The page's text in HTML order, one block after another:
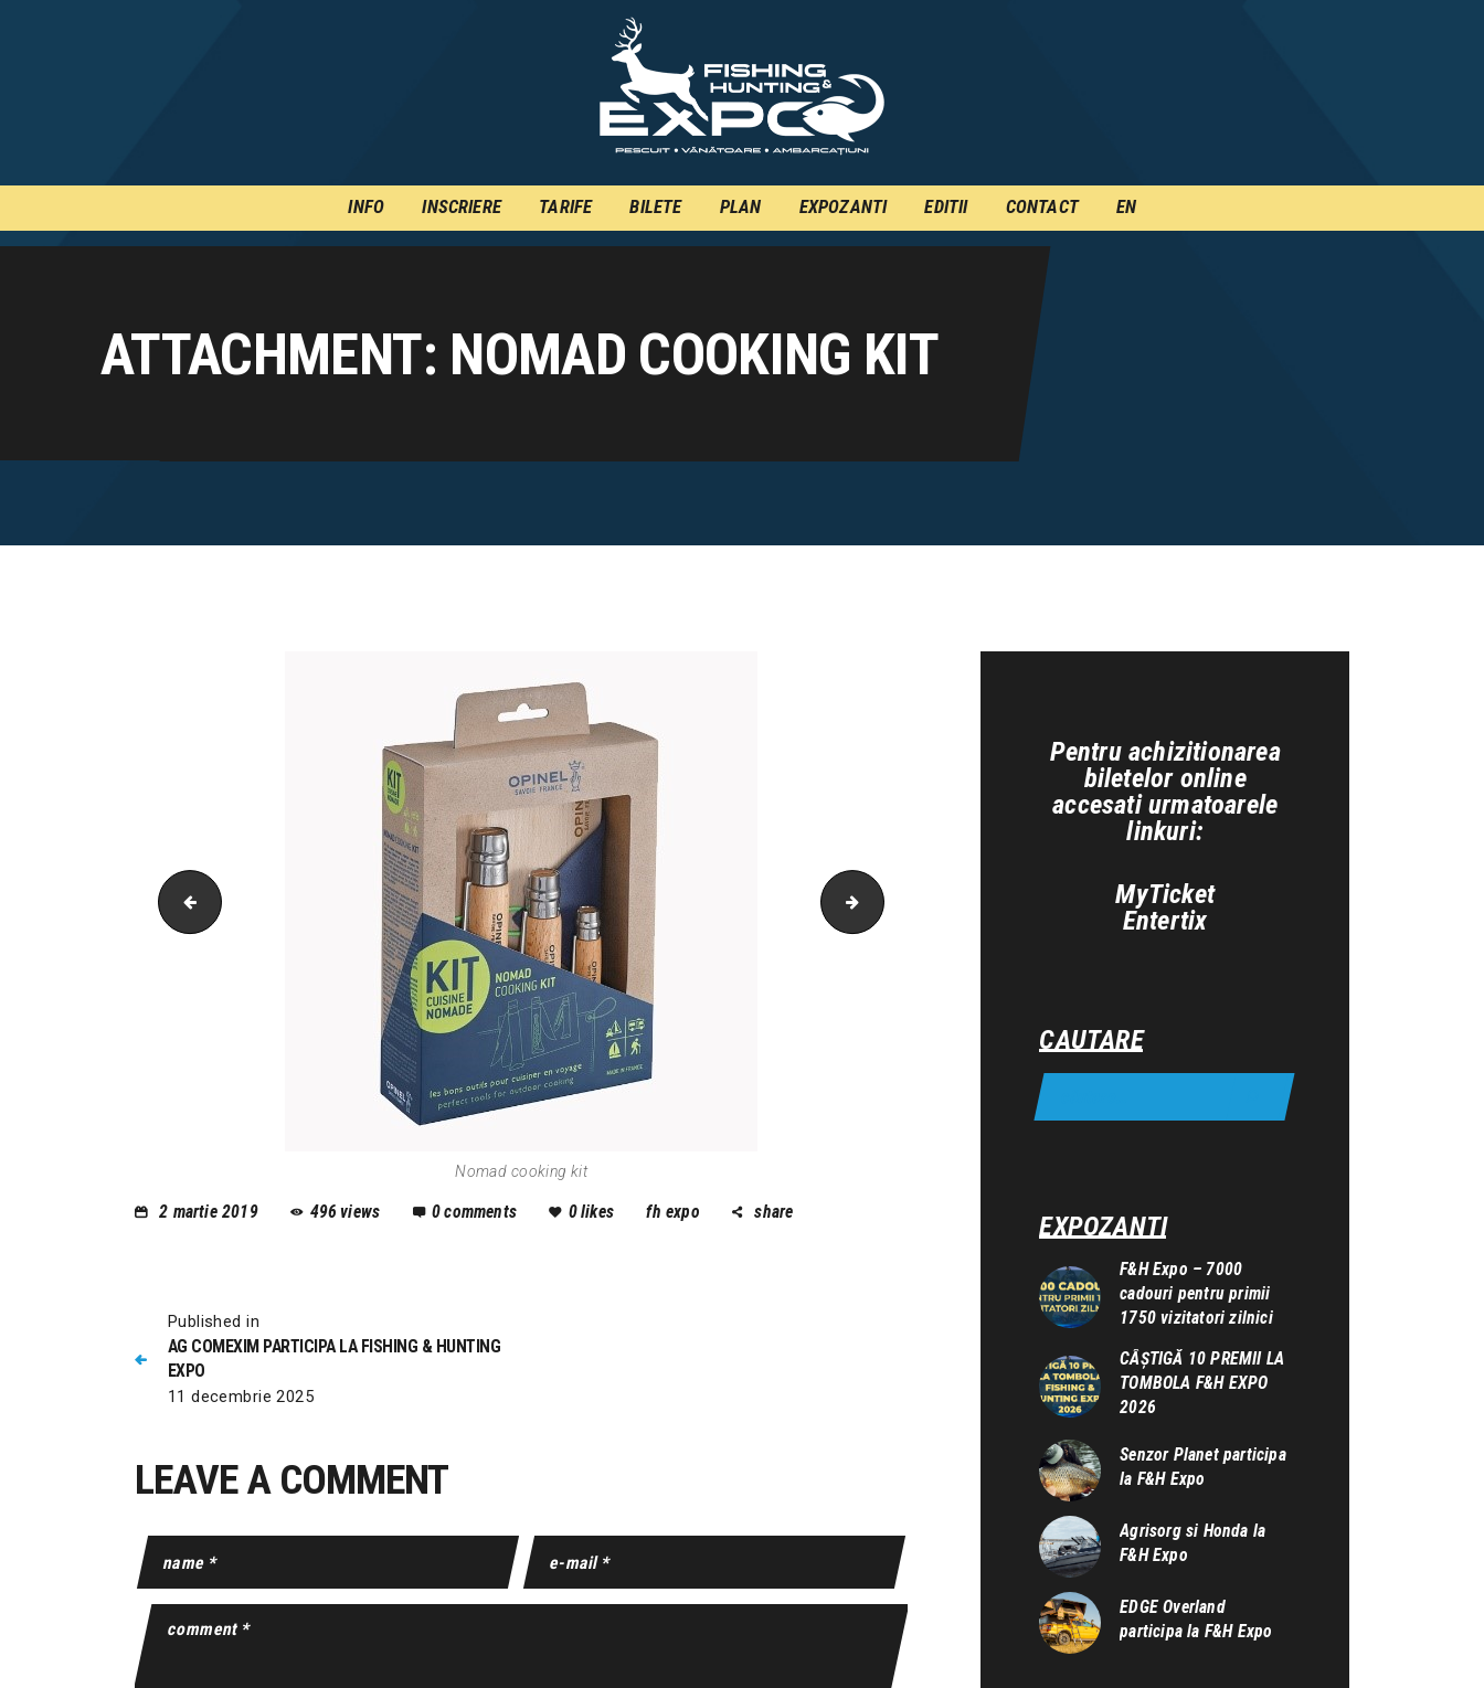
INFO INSCRIERE TARIFE BILETE PLAN EXPOZANTI EDITII CONTACT EN
ATTACHMENT: NOMAD COOKING KIT
INSCRIERE
PLAN
CONTACT
Spartan Wood tabel
Nomad cooking kit
2 martie 2019 496 views 0comments 0likes fh expo share
Published in
AG COMEXIM PARTICIPA LA FISHING & HUNTING
EXPO
11 decembrie 2025
LEAVE A COMMENT
Pentru achizitionarea
biletelor online
accesati urmatoarele
linkuri:
MyTicket
Entertix
CAUTARE
EXPOZANTI
F&H Expo – 7000
cadouri pentru primii
1750 vizitatori zilnici
CÂȘTIGĂ 10 PREMII LA
TOMBOLA F&H EXPO
2026
Senzor Planet participa
la F&H Expo
Agrisorg si Honda la
F&H Expo
EDGE Overland
participa la F&H Expo